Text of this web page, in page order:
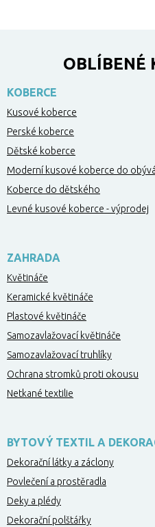
OBLÍBENÉ
KOBERCE
Kusové koberce
Perské koberce
Dětské koberce
Moderní kusové koberce do
Koberce do dětského
Levné kusové koberce - výprodej
ZAHRADA
Květináče
Keramické květináče
Plastové květináče
Samozavlažovací květináče
Samozavlažovací truhlíky
Ochrana stromků proti okousu
Netkané textilie
BYTOVÝ TEXTIL A
Dekorační látky a záclony
Povlečení a prostěradla
Deky a plédy
Dekorační polštářky